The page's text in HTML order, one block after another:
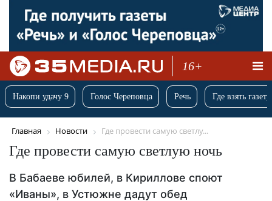
16+
Накопи удачу 9 Голос Череповца Речь Где взять
Главная Новости Где провести самую светлу...
Где провести самую светлую ночь
В Бабаеве юбилей, в Кириллове споют
«Иваны», в Устюжне дадут обед